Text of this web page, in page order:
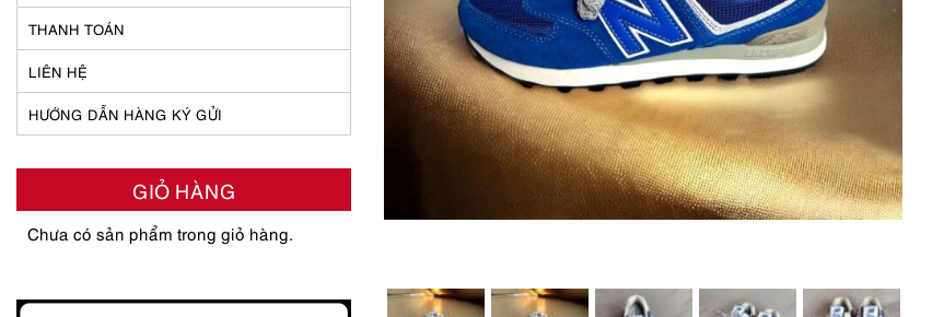
THANH TOÁN
LIÊN HỆ
HƯỚNG DẪN HÀNG KÝ GỬI
GIỎ HÀNG
Chưa có sản phẩm trong giỏ hàng.